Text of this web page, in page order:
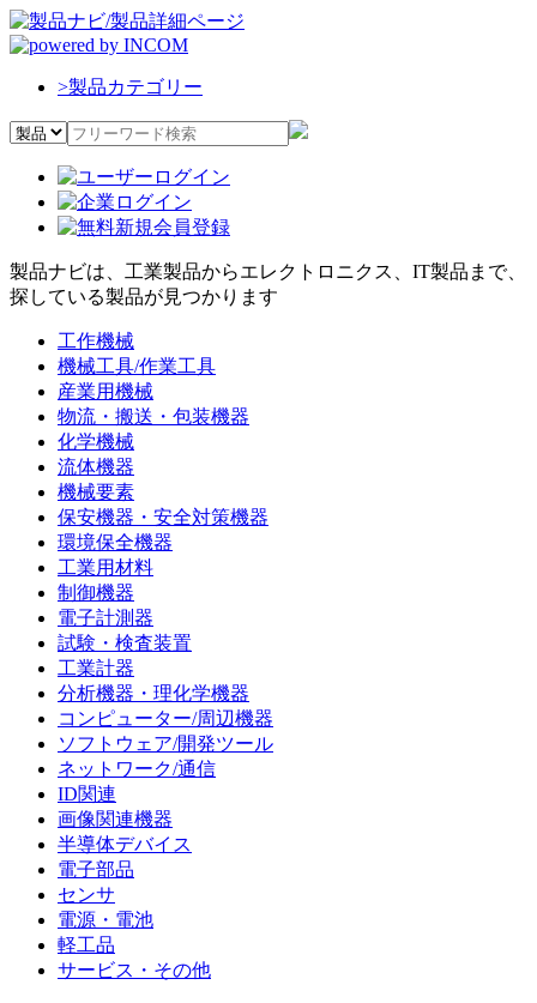
>製品カテゴリー
製品ナビは、工業製品からエレクトロニクス、IT製品まで、
探している製品が見つかります
工作機械
機械工具/作業工具
産業用機械
物流・搬送・包装機器
化学機械
流体機器
機械要素
保安機器・安全対策機器
環境保全機器
工業用材料
制御機器
電子計測器
試験・検査装置
工業計器
分析機器・理化学機器
コンピューター/周辺機器
ソフトウェア/開発ツール
ネットワーク/通信
ID関連
画像関連機器
半導体デバイス
電子部品
センサ
電源・電池
軽工品
サービス・その他